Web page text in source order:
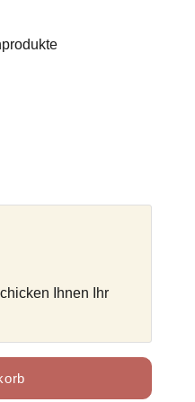
Ihnen Ihr